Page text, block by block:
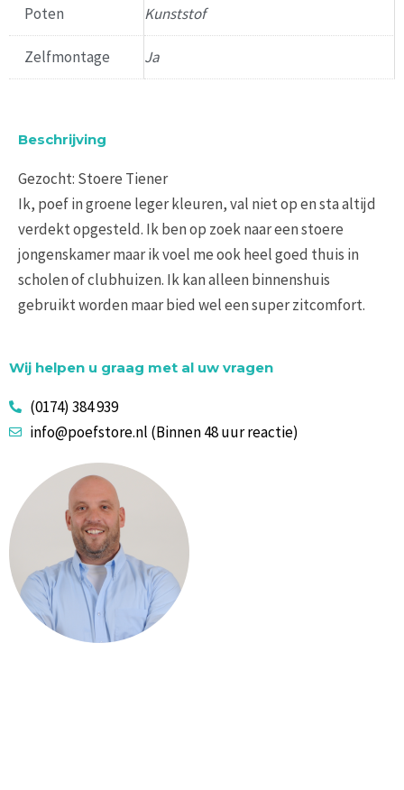
Poten Kunststof
Zelfmontage Ja
Beschrijving
Gezocht: Stoere Tiener
Ik, poef in groene leger kleuren, val niet op en sta altijd
verdekt opgesteld. Ik ben op zoek naar een stoere
jongenskamer maar ik voel me ook heel goed thuis in
scholen of clubhuizen. Ik kan alleen binnenshuis
gebruikt worden maar bied wel een super zitcomfort.
Wij helpen u graag met al uw vragen
(0174) 384 939
info@poefstore.nl (Binnen 48 uur reactie)